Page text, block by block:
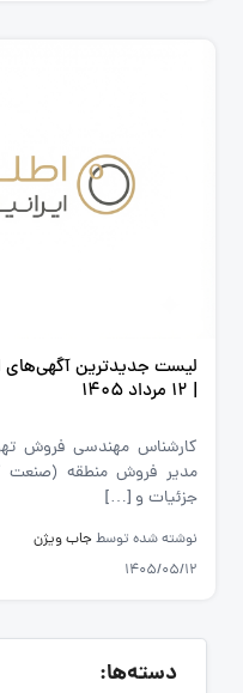
لیست جدیدترین آگهی‌های
| ۱۲ مرداد ۱۴۰۵
کارشناس مهندسی فروش
مدیر فروش منطقه (صنعت
جزئیات و […]
نوشته شده توسط جاب ویژن
1405/05/12
دسته‌ها: